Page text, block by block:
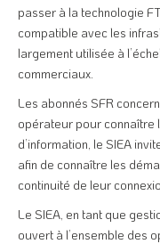
passer à la technologie
compatible avec les
largement utilisée à
commerciaux.
Les abonnés SFR
opérateur pour connaître
d’information, le SIEA
afin de connaître les
continuité de leur
Le SIEA, en tant que
ouvert à l’ensemble des